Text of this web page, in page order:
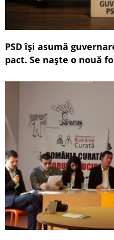
PSD își asumă
pact. Se naște o nouă